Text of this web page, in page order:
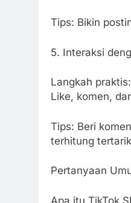
Tips: Bikin
5. Interaksi
Langkah
Like, komen,
Tips: Beri
terhitung
Pertanyaan
Apa itu TikTok